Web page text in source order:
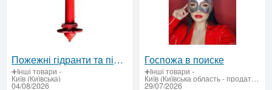
Пожежні гідранти тa підставки Ду 100 – сертифіковане обладнання для пожежогасіння
➕Інші товари -
Київ (Київська)
04/08/2026
Госпожа в поиске
➕Інші товари -
Київ (Київська область - продати купити)
29/07/2026